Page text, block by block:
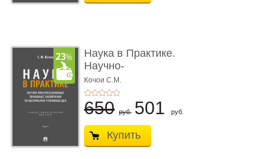
Наука в Практике.
Научно-
консультационные (пра
...
Кочои С.М.
650 руб. 501 руб.
Купить